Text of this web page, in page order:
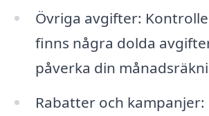
Övriga avgifter:
finns några dolda
påverka din
Rabatter och kampanjer: